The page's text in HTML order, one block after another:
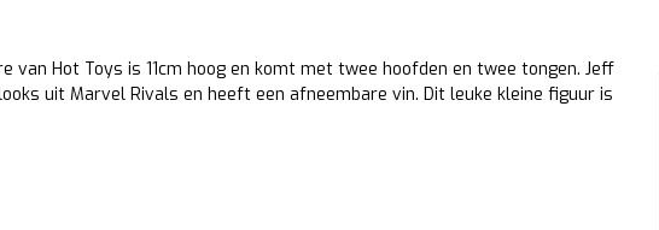
van Hot Toys is 11cm hoog en komt met twee hoofden en twee tongen. Jeff
uit Marvel Rivals en heeft een afneembare vin. Dit leuke kleine figuur is